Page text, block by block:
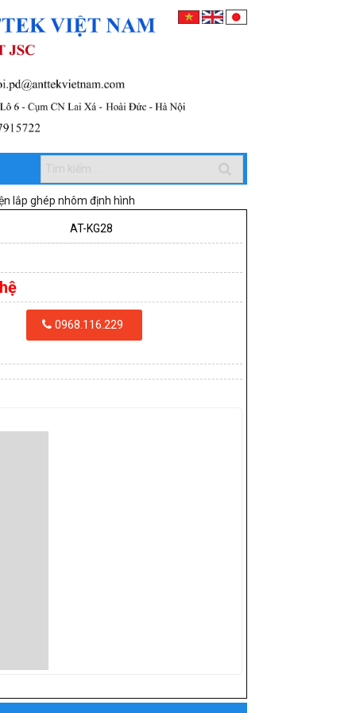
lắp ghép nhôm định hình
AT-KG28
0968.116.229